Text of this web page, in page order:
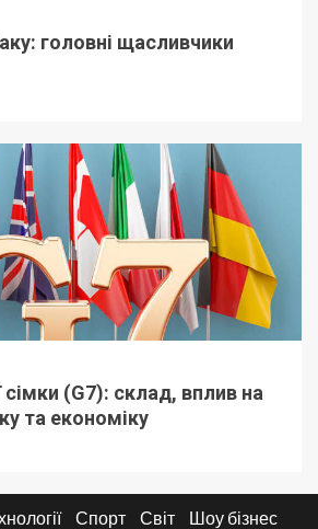
головні щасливчики
сімки (G7): склад, вплив на
та економіку
Спорт Світ Шоу бізнес